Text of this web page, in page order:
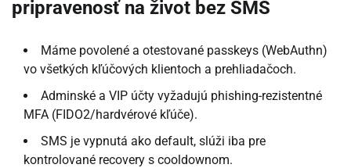
pripravenosť na život bez SMS
Máme povolené a otestované passkeys (WebAuthn)
vo všetkých kľúčových klientoch a prehliadačoch.
Adminské a VIP účty vyžadujú phishing-rezistentné
MFA (FIDO2/hardvérové kľúče).
SMS je vypnutá ako default, slúži iba pre
kontrolované recovery s cooldownom.